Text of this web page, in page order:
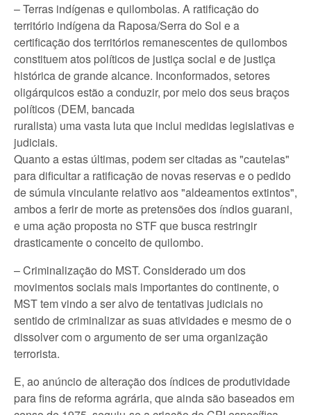
– Terras indígenas e quilombolas. A ratificação do
território indígena da Raposa/Serra do Sol e a
certificação dos territórios remanescentes de quilombos
constituem atos políticos de justiça social e de justiça
histórica de grande alcance. Inconformados, setores
oligárquicos estão a conduzir, por meio dos seus braços
políticos (DEM, bancada
ruralista) uma vasta luta que inclui medidas legislativas e
judiciais.
Quanto a estas últimas, podem ser citadas as "cautelas"
para dificultar a ratificação de novas reservas e o pedido
de súmula vinculante relativo aos "aldeamentos extintos",
ambos a ferir de morte as pretensões dos índios guarani,
e uma ação proposta no STF que busca restringir
drasticamente o conceito de quilombo.
– Criminalização do MST. Considerado um dos
movimentos sociais mais importantes do continente, o
MST tem vindo a ser alvo de tentativas judiciais no
sentido de criminalizar as suas atividades e mesmo de o
dissolver com o argumento de ser uma organização
terrorista.
E, ao anúncio de alteração dos índices de produtividade
para fins de reforma agrária, que ainda são baseados em